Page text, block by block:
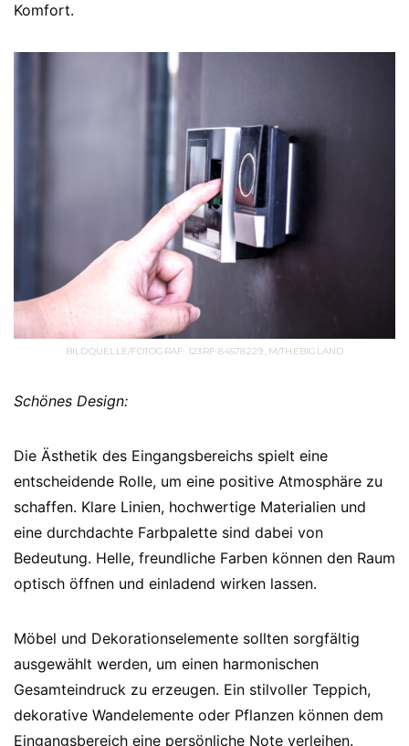
Komfort.
BILDQUELLE/FOTOGRAF: 123RF-84578229_M/THEBIGLAND
Schönes Design:
Die Ästhetik des Eingangsbereichs spielt eine
entscheidende Rolle, um eine positive Atmosphäre zu
schaffen. Klare Linien, hochwertige Materialien und
eine durchdachte Farbpalette sind dabei von
Bedeutung. Helle, freundliche Farben können den Raum
optisch öffnen und einladend wirken lassen.
Möbel und Dekorationselemente sollten sorgfältig
ausgewählt werden, um einen harmonischen
Gesamteindruck zu erzeugen. Ein stilvoller Teppich,
dekorative Wandelemente oder Pflanzen können dem
Eingangsbereich eine persönliche Note verleihen.